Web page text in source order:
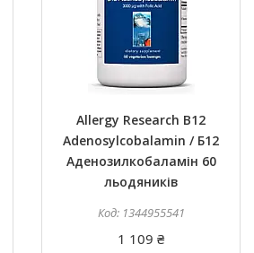
Allergy Research B12
Adenosylcobalamin / Б12
Аденозилкобаламін 60
льодяників
1344955541
1 109 ₴